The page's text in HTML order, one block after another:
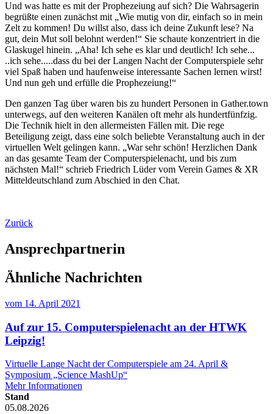
Und was hatte es mit der Prophezeiung auf sich? Die Wahrsagerin
begrüßte einen zunächst mit „Wie mutig von dir, einfach so in mein
Zelt zu kommen! Du willst also, dass ich deine Zukunft lese? Na
gut, dein Mut soll belohnt werden!“ Sie schaute konzentriert in die
Glaskugel hinein. „Aha! Ich sehe es klar und deutlich! Ich sehe...
..ich sehe.....dass du bei der Langen Nacht der Computerspiele sehr
viel Spaß haben und haufenweise interessante Sachen lernen wirst!
Und nun geh und erfülle die Prophezeiung!“
Den ganzen Tag über waren bis zu hundert Personen in Gather.town
unterwegs, auf den weiteren Kanälen oft mehr als hundertfünfzig.
Die Technik hielt in den allermeisten Fällen mit. Die rege
Beteiligung zeigt, dass eine solch beliebte Veranstaltung auch in der
virtuellen Welt gelingen kann. „War sehr schön! Herzlichen Dank
an das gesamte Team der Computerspielenacht, und bis zum
nächsten Mal!“ schrieb Friedrich Lüder vom Verein Games & XR
Mitteldeutschland zum Abschied in den Chat.
Zurück
Ansprechpartnerin
Ähnliche Nachrichten
vom 14. April 2021
Auf zur 15. Computerspielenacht an der HTWK
Leipzig!
Virtuelle Lange Nacht der Computerspiele am 24. April &
Symposium „Science MashUp“
Mehr Informationen
Stand
05.08.2026